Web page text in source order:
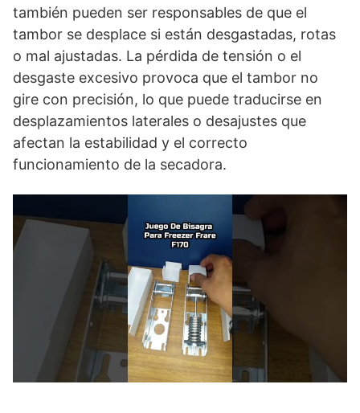
también pueden ser responsables de que el
tambor se desplace si están desgastadas, rotas
o mal ajustadas. La pérdida de tensión o el
desgaste excesivo provoca que el tambor no
gire con precisión, lo que puede traducirse en
desplazamientos laterales o desajustes que
afectan la estabilidad y el correcto
funcionamiento de la secadora.